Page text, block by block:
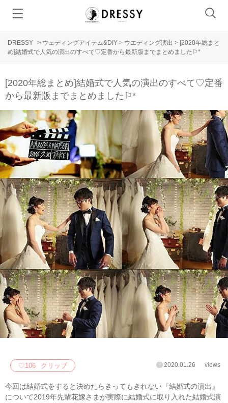
DRESSY > ウェディングアイテム&DIY > ウエディング演出 > [2020年総まと
め]結婚式で人気の演出のすべて♡定番から最新版までまとめました⚐*
[2020年総まとめ]結婚式で人気の演出のすべて♡定番
から最新版までまとめました⚐*
♡106 クリップ 2020.01.26 views
今回は結婚式をすると決めたらきってもきれない『結婚式の演出』
について2019年先輩花嫁さまが実際に結婚式に取り入れた結婚式演